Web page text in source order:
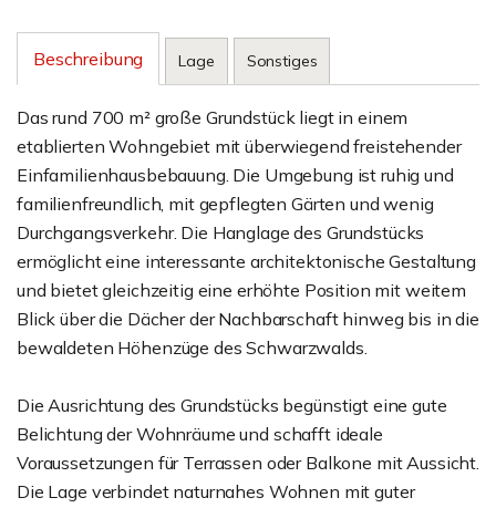
Beschreibung Lage Sonstiges
Das rund 700 m² große Grundstück liegt in einem
etablierten Wohngebiet mit überwiegend freistehender
Einfamilienhausbebauung. Die Umgebung ist ruhig und
familienfreundlich, mit gepflegten Gärten und wenig
Durchgangsverkehr. Die Hanglage des Grundstücks
ermöglicht eine interessante architektonische Gestaltung
und bietet gleichzeitig eine erhöhte Position mit weitem
Blick über die Dächer der Nachbarschaft hinweg bis in die
bewaldeten Höhenzüge des Schwarzwalds.
Die Ausrichtung des Grundstücks begünstigt eine gute
Belichtung der Wohnräume und schafft ideale
Voraussetzungen für Terrassen oder Balkone mit Aussicht.
Die Lage verbindet naturnahes Wohnen mit guter